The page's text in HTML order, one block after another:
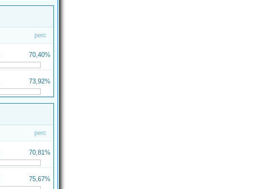
perc
70,40%
73,92%
perc
70,81%
75,67%